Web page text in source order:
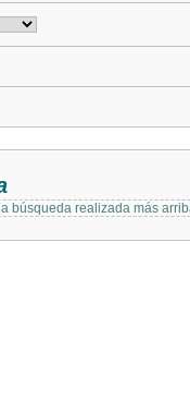
búsqueda realizada más